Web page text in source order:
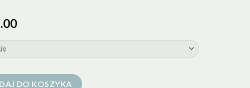
DO KOSZYKA